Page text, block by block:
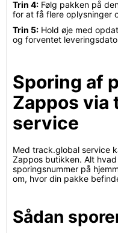
Trin 4: Følg pakken på
for at få flere oplysninger
Trin 5: Hold øje med
og forventet
Sporing af
Zappos via
service
Med track.global service
Zappos butikken. Alt
sporingsnummer på
om, hvor din pakke
Sådan